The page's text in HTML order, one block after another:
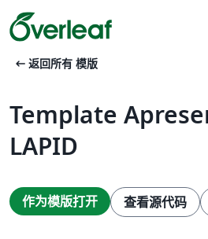
arrow_left_alt 返回所有 模版
Template
LAPID
作为模版打开 查看源代码